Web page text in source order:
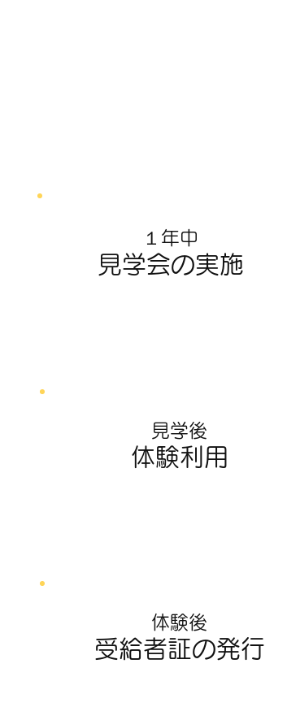
１年中
見学会の実施
見学後
体験利用
体験後
受給者証の発行